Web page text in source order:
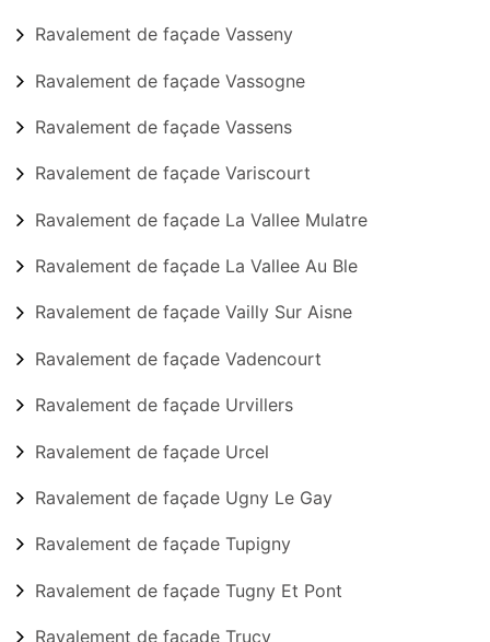
Ravalement de façade Vasseny
Ravalement de façade Vassogne
Ravalement de façade Vassens
Ravalement de façade Variscourt
Ravalement de façade La Vallee Mulatre
Ravalement de façade La Vallee Au Ble
Ravalement de façade Vailly Sur Aisne
Ravalement de façade Vadencourt
Ravalement de façade Urvillers
Ravalement de façade Urcel
Ravalement de façade Ugny Le Gay
Ravalement de façade Tupigny
Ravalement de façade Tugny Et Pont
Ravalement de façade Trucy